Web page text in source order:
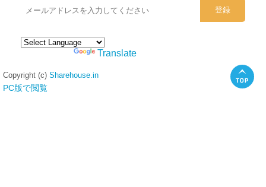
Translate
Copyright (c) Sharehouse.in
PC版で閲覧